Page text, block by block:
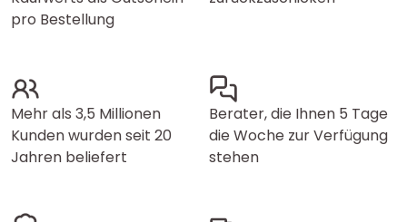
pro Bestellung
Mehr als 3,5 Millionen
Kunden wurden seit 20
Jahren beliefert
Berater, die Ihnen 5 Tage
die Woche zur Verfügung
stehen